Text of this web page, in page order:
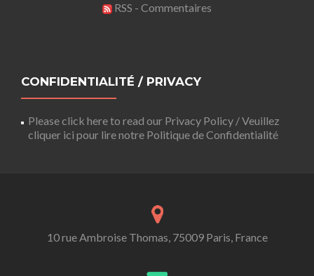
RSS - Commentaires
CONFIDENTIALITÉ / PRIVACY
Please click here to read our Privacy Policy / Veuillez
cliquer ici pour lire notre Politique de Confidentialité
10 rue Ambroise Thomas, 75009 Paris, France